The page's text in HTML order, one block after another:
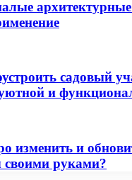
садовый
и
изменить и
руками?